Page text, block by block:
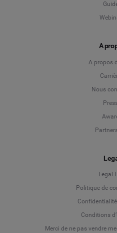
A
A propos
Nous
Legal
Politique de
Conditions
Merci de ne pas vendre